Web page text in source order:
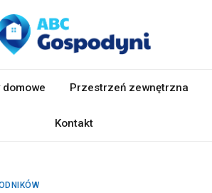
domowe Przestrzeń zewnętrzna
Kontakt